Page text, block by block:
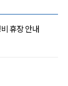
휴장 안내